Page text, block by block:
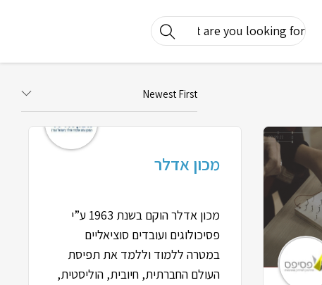
Newest First
מכון אדלר
מכון אדלר הוקם בשנת 1963 ע”י
פסיכולוגים ועובדים סוציאליים
במטרה ללמוד וללמד את תפיסת
העולם החברתית, חיובית, הוליסטית,